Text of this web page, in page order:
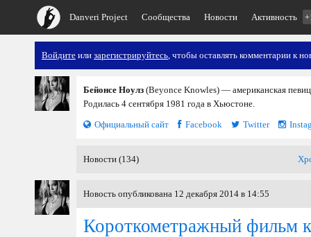
Danveri Project Сообщества Новости Активность
Войдите или зарегистрируйтесь, чтобы оставлять комментарии к
Бейонсе Ноулз (Beyonce Knowles) — американская
Родилась 4 сентября 1981 года в Хьюстоне.
Официальный сайт
Facebook Twitter
Новости (134)
Новость опубликована 12 декабря 2014 в 14:55
Короткометражный фильм